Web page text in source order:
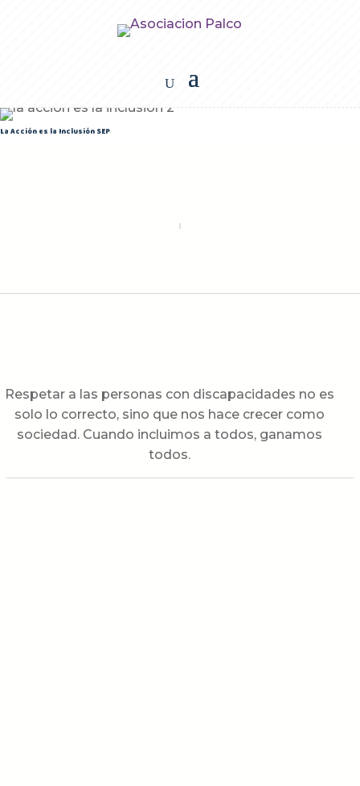
La Acción es la Inclusión SEP
Respetar a las personas con discapacidades no es
solo lo correcto, sino que nos hace crecer como
sociedad. Cuando incluimos a todos, ganamos
todos.